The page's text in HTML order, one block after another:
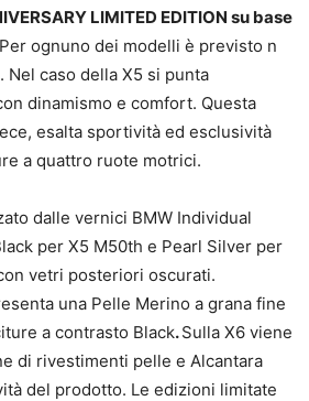
LIMITED EDITION su base
ognuno dei modelli è previsto n
caso della X5 si punta
dinamismo e comfort. Questa
esalta sportività ed esclusività
a quattro ruote motrici.
dalle vernici BMW Individual
per X5 M50th e Pearl Silver per
vetri posteriori oscurati.
una Pelle Merino a grana fine
a contrasto Black.Sulla X6 viene
di rivestimenti pelle e Alcantara
del prodotto. Le edizioni limitate